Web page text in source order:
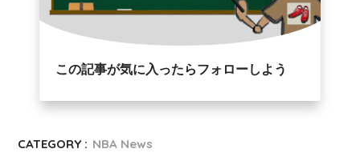
この記事が気に入ったらフォローしよう
CATEGORY : NBA News